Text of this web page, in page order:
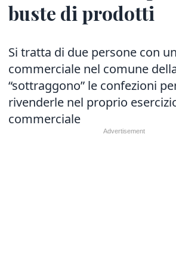
buste di prodotti
Si tratta di due persone con
commerciale nel comune
“sottraggono” le confezioni
rivenderle nel proprio
commerciale